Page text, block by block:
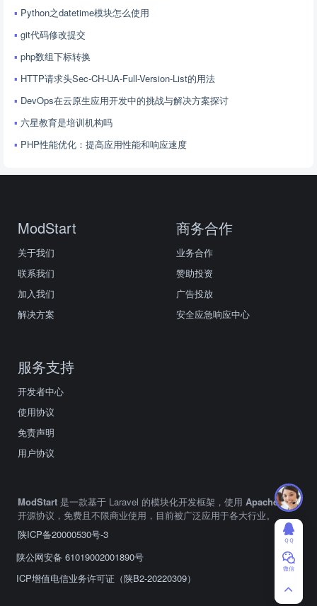
Python之datetime模块怎么使用
git代码修改提交
php数组下标转换
HTTP请求头Sec-CH-UA-Full-Version-List的用法
DevOps在云原生应用开发中的挑战与解决方案探讨
六星教育是培训机构吗
PHP性能优化：提高应用性能和响应速度
ModStart
关于我们
联系我们
加入我们
解决方案
商务合作
业务合作
赞助投资
广告投放
安全应急响应中心
服务支持
开发者中心
使用协议
免责声明
用户协议
ModStart 是一款基于 Laravel 的模块化开发框架，使用 Apache2.0
开源协议，免费且不限商业使用，目前被广泛应用于各大行业。
陕ICP备20000530号-3
陕公网安备 61019002001890号
ICP增值电信业务许可证（陕B2-20220309）
ＱＱ
微信